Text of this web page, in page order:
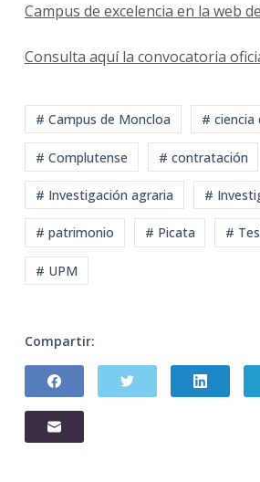
Campus de excelencia en la web
Consulta aquí la convocatoria
# Campus de Moncloa # ciencia
# Complutense # contratación
# Investigación agraria #
# patrimonio # Picata #
# UPM
Compartir: